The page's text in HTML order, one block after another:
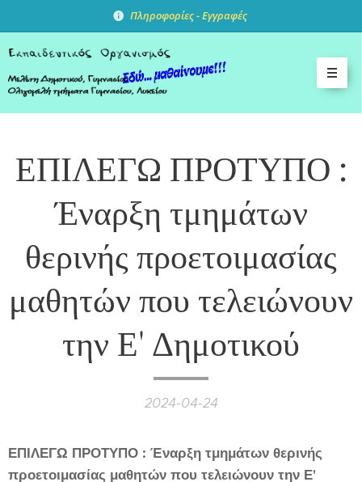
Πληροφορίες -Εγγραφές
ΕΠΙΛΕΓΩ ΠΡΟΤΥΠΟ :
Έναρξη τμημάτων
θερινής προετοιμασίας
μαθητών που τελειώνουν
την Ε' Δημοτικού
2024-04-24
ΕΠΙΛΕΓΩ ΠΡΟΤΥΠΟ : Έναρξη τμημάτων θερινής
προετοιμασίας μαθητών που τελειώνουν την Ε'